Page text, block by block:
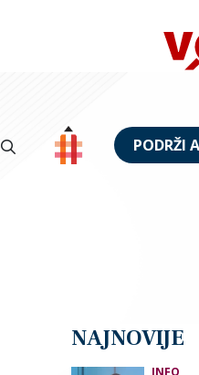
PODRŽI
NAJNOVIJE
INFO